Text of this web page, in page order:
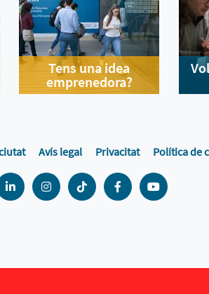
Tens una idea
emprenedora?
Avís legal Privacitat Política de